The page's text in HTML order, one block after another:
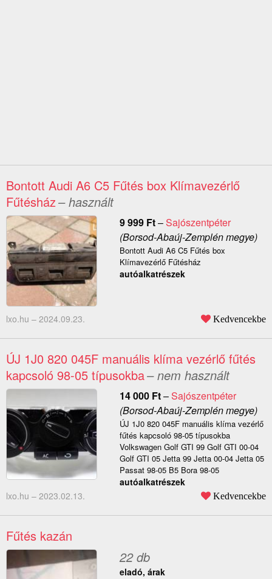
Bontott Audi A6 C5 Fűtés box Klímavezérlő
Fűtésház– használt
9 999 Ft–Sajószentpéter
(Borsod-Abaúj-Zemplén megye)
Bontott Audi A6 C5 Fűtés box
Klímavezérlő Fűtésház
autóalkatrészek
lxo.hu – 2024.09.23. Kedvencekbe
ÚJ 1J0 820 045F manuális klíma vezérlő fűtés
kapcsoló 98-05 típusokba– nem használt
14 000 Ft–Sajószentpéter
(Borsod-Abaúj-Zemplén megye)
ÚJ 1J0 820 045F manuális klíma vezérlő
fűtés kapcsoló 98-05 típusokba
Volkswagen Golf GTI 99 Golf GTI 00-04
Golf GTI 05 Jetta 99 Jetta 00-04 Jetta 05
Passat 98-05 B5 Bora 98-05
autóalkatrészek
lxo.hu – 2023.02.13. Kedvencekbe
Fűtés kazán
22 db
eladó, árak